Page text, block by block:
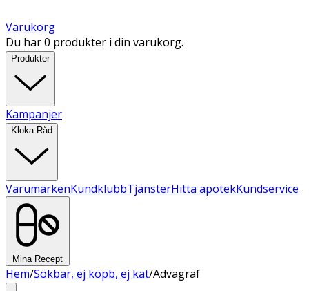
Varukorg
Du har 0 produkter i din varukorg.
Produkter
Kampanjer
Kloka Råd
VarumärkenKundklubbTjänsterHitta apotekKundservice
Mina Recept
Hem/Sökbar, ej köpb, ej kat/Advagraf